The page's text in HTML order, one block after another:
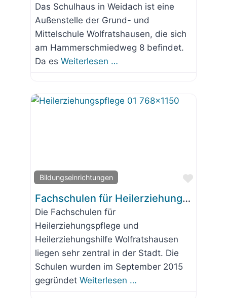
Das Schulhaus in Weidach ist eine
Außenstelle der Grund- und
Mittelschule Wolfratshausen, die sich
am Hammerschmiedweg 8 befindet.
Da es Weiterlesen …
Bildungseinrichtungen
Favorit
Fachschulen für Heilerziehungspflege und Heilerziehungspflegehilfe
Die Fachschulen für
Heilerziehungspflege und
Heilerziehungshilfe Wolfratshausen
liegen sehr zentral in der Stadt. Die
Schulen wurden im September 2015
gegründet Weiterlesen …